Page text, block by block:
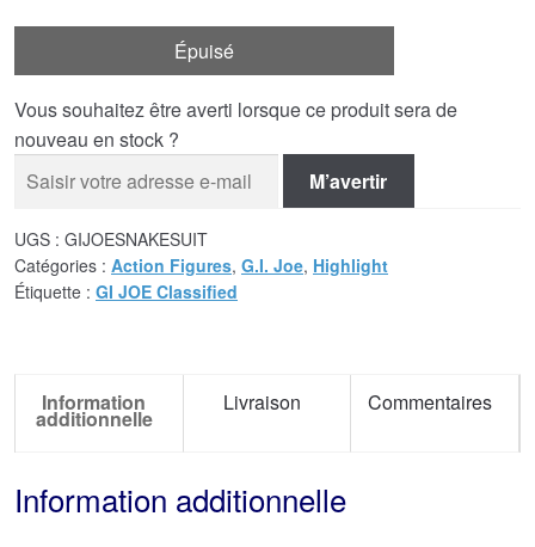
Épuisé
Vous souhaitez être averti lorsque ce produit sera de
nouveau en stock ?
M’avertir
UGS : GIJOESNAKESUIT
Catégories : Action Figures, G.I. Joe, Highlight
Étiquette : GI JOE Classified
Information
additionnelle
Livraison Commentaires
Information additionnelle